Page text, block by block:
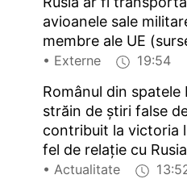
avioanele sale
membre ale UE
• Externe 19:54
Românul din
străin de ştiri false
contribuit la victoria
fel de relaţie cu
• Actualitate